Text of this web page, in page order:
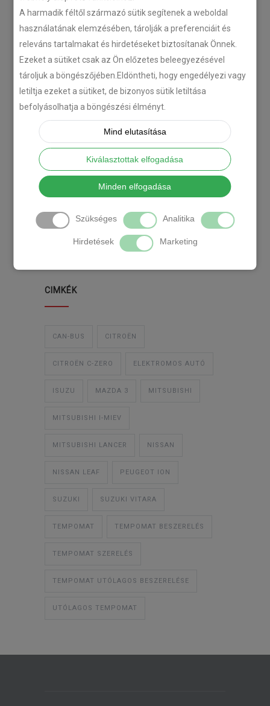
A harmadik féltől származó sütik segítenek a weboldal
használatának elemzésében, tárolják a preferenciáit és
releváns tartalmakat és hirdetéseket biztosítanak Önnek.
Ezeket a sütiket csak az Ön előzetes beleegyezésével
tároljuk a böngészőjében.Eldöntheti, hogy engedélyezi vagy
letiltja ezeket a sütiket, de bizonyos sütik letiltása
befolyásolhatja a böngészési élményt.
Mind elutasítása
Kiválasztottak elfogadása
Minden elfogadása
Szükséges Analitika
Hirdetések Marketing
Isuzu D-MAX 2006 –
2018-06-12
Citroën C-Zero tempomat
beszerelés
2018-02-14
KATEGÓRIA
TEMPOMAT TEMPOMAT BESZERELÉS
UTÓLAGOS TEMPOMAT
CIMKÉK
CAN-BUS CITROËN
CITROËN C-ZERO ELEKTROMOS AUTÓ
ISUZU MAZDA 3 MITSUBISHI
MITSUBISHI I-MIEV
MITSUBISHI LANCER NISSAN
NISSAN LEAF PEUGEOT ION
SUZUKI SUZUKI VITARA
TEMPOMAT TEMPOMAT BESZERELÉS
TEMPOMAT SZERELÉS
TEMPOMAT UTÓLAGOS BESZERELÉSE
UTÓLAGOS TEMPOMAT